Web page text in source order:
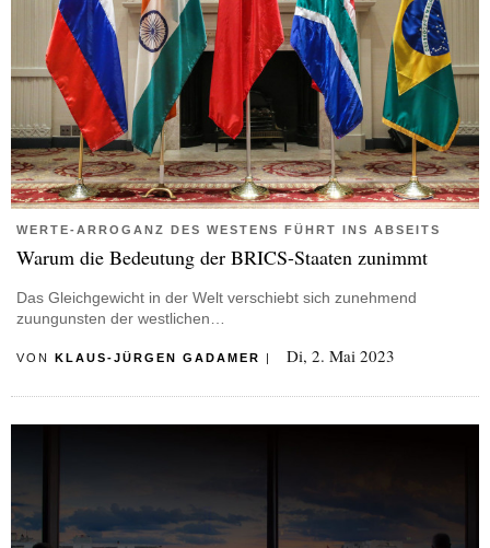
WERTE-ARROGANZ DES WESTENS FÜHRT INS ABSEITS
Warum die Bedeutung der BRICS-Staaten zunimmt
Das Gleichgewicht in der Welt verschiebt sich zunehmend
zuungunsten der westlichen…
VON KLAUS-JÜRGEN GADAMER | Di, 2. Mai 2023